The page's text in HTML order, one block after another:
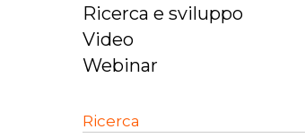
Ricerca e sviluppo
Video
Webinar
Ricerca